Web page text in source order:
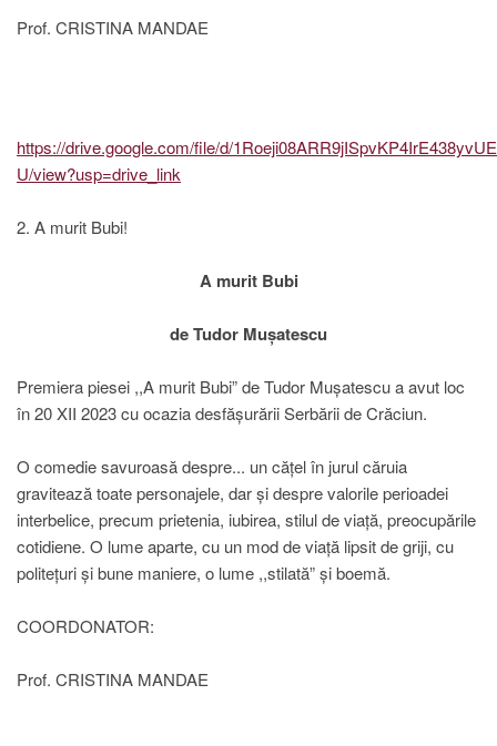
Prof. CRISTINA MANDAE
https://drive.google.com/file/d/
U/view?usp=drive_link
2. A murit Bubi!
A murit Bubi
de Tudor Mușatescu
Premiera piesei ,,A murit Bubi” de Tudor Mușatescu a avut loc
în 20 XII 2023 cu ocazia desfășurării Serbării de Crăciun.
O comedie savuroasă despre... un cățel în jurul căruia
gravitează toate personajele, dar și despre valorile perioadei
interbelice, precum prietenia, iubirea, stilul de viață, preocupările
cotidiene. O lume aparte, cu un mod de viață lipsit de griji, cu
politețuri și bune maniere, o lume ,,stilată” și boemă.
COORDONATOR:
Prof. CRISTINA MANDAE